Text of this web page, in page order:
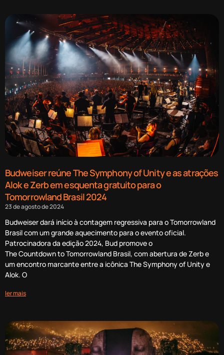
Budweiser reúne The Symphony of Unity e as atrações
Alok e Zerb em esquenta gratuito para o
Tomorrowland Brasil 2024
23 de agosto de 2024
Budweiser dará início à contagem regressiva para o Tomorrowland
Brasil com um grande aquecimento para o evento oficial.
Patrocinadora da edição 2024, Bud promove o
The Countdown to Tomorrowland Brasil, com abertura de Zerb e
um encontro marcante entre a icônica The Symphony of Unity e
Alok. O
ler mais